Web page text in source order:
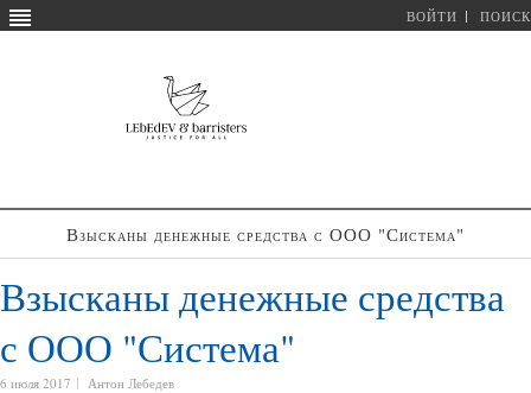
ВОЙТИ ПОИСК
Взысканы денежные средства с ООО "Система"
Взысканы денежные средства
с ООО "Система"
6 июля 2017 Антон Лебедев